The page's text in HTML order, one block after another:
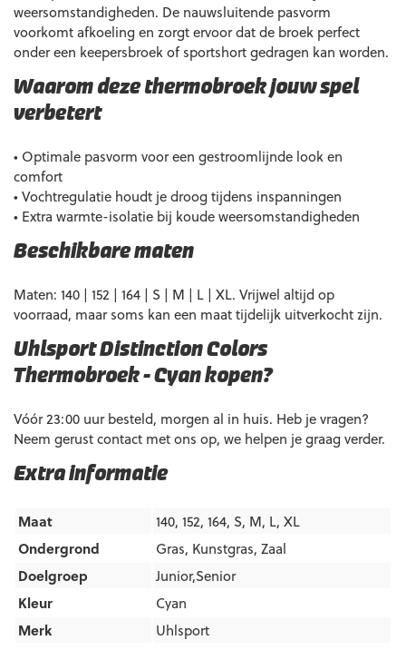
Extra informatie
Maat
140, 152, 164, S, M, L, XL
Ondergrond
Gras, Kunstgras, Zaal
Doelgroep
Junior,Senior
Kleur
Cyan
Merk
Uhlsport
weersomstandigheden. De nauwsluitende pasvorm
voorkomt afkoeling en zorgt ervoor dat de broek perfect
onder een keepersbroek of sportshort gedragen kan worden.
Waarom deze thermobroek jouw spel
verbetert
• Optimale pasvorm voor een gestroomlijnde look en
comfort
• Vochtregulatie houdt je droog tijdens inspanningen
• Extra warmte-isolatie bij koude weersomstandigheden
Beschikbare maten
Maten: 140 | 152 | 164 | S | M | L | XL. Vrijwel altijd op
voorraad, maar soms kan een maat tijdelijk uitverkocht zijn.
Uhlsport Distinction Colors
Thermobroek – Cyan kopen?
Vóór 23:00 uur besteld, morgen al in huis. Heb je vragen?
Neem gerust contact met ons op, we helpen je graag verder.